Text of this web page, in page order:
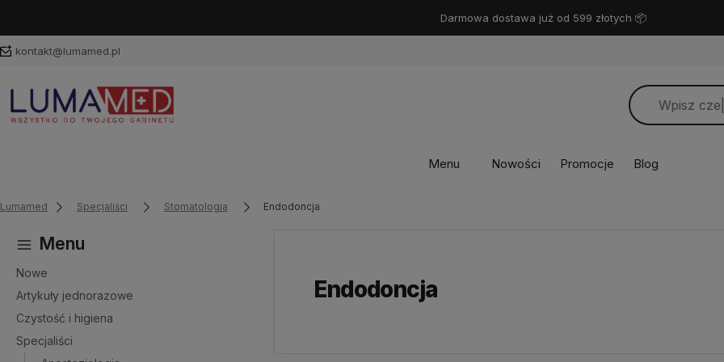
Darmowa dostawa już od 599 złotych 📦
kontakt@lumamed.pl
Menu Nowości Promocje Blog
Lumamed Specjaliści Stomatologia Endodoncja
Menu
Nowe
Artykuły jednorazowe
Czystość i higiena
Specjaliści
Endodoncja